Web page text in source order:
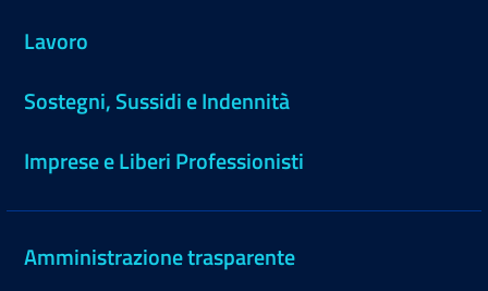
Lavoro
Sostegni, Sussidi e Indennità
Imprese e Liberi Professionisti
Amministrazione trasparente